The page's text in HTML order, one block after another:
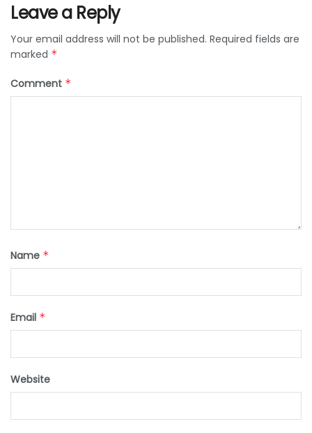
Leave a Reply
Your email address will not be published. Required fields are
marked *
Comment *
Name *
Email *
Website